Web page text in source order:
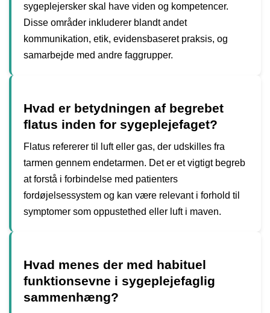
sygeplejersker skal have viden og kompetencer.
Disse områder inkluderer blandt andet
kommunikation, etik, evidensbaseret praksis, og
samarbejde med andre faggrupper.
Hvad er betydningen af begrebet
flatus inden for sygeplejefaget?
Flatus refererer til luft eller gas, der udskilles fra
tarmen gennem endetarmen. Det er et vigtigt begreb
at forstå i forbindelse med patienters
fordøjelsessystem og kan være relevant i forhold til
symptomer som oppustethed eller luft i maven.
Hvad menes der med habituel
funktionsevne i sygeplejefaglig
sammenhæng?